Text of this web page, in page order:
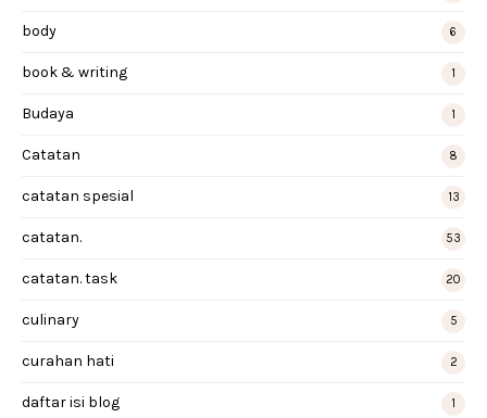
body 6
book & writing 1
Budaya 1
Catatan 8
catatan spesial 13
catatan. 53
catatan. task 20
culinary 5
curahan hati 2
daftar isi blog 1